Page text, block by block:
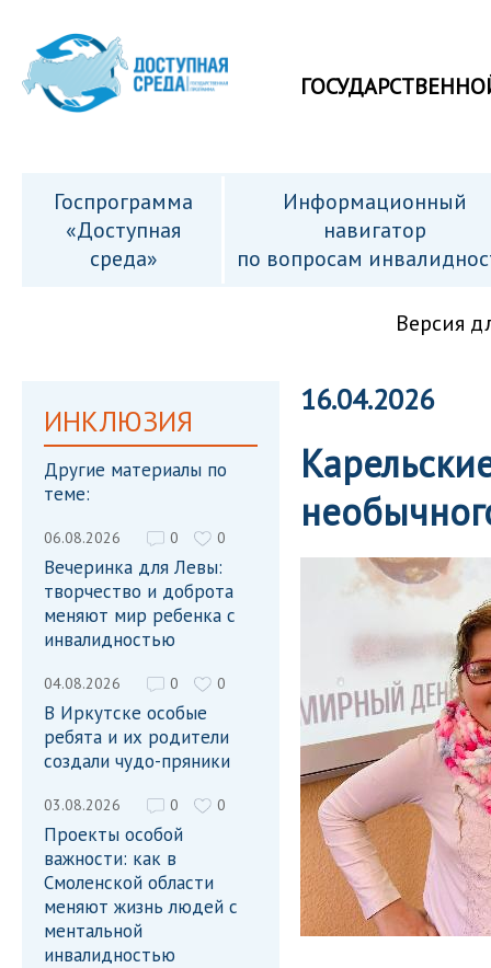
Госпрограмма
«Доступная
среда»
Информационный
навигатор
по вопросам
Версия
ИНКЛЮЗИЯ
Другие материалы по
теме:
06.08.2026 0 0
Вечеринка для Левы:
творчество и доброта
меняют мир ребенка с
инвалидностью
04.08.2026 0 0
В Иркутске особые
ребята и их родители
создали чудо-пряники
03.08.2026 0 0
Проекты особой
важности: как в
Смоленской области
меняют жизнь людей с
ментальной
инвалидностью
16.04.2026